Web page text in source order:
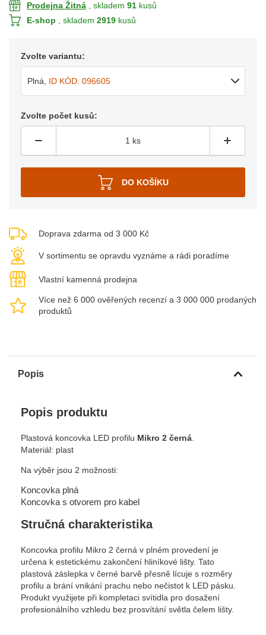
Prodejna Žitná , skladem 91 kusů
E-shop , skladem 2919 kusů
Zvolte variantu:
Plná, ID KÓD: 096605
Zvolte počet kusů:
Doprava zdarma od 3 000 Kč
V sortimentu se opravdu vyznáme a rádi poradíme
Vlastní kamenná prodejna
Více než 6 000 ověřených recenzí a 3 000 000 prodaných
produktů
Popis
Popis produktu
Plastová koncovka LED profilu Mikro 2 černá
Materiál: plast
Na výběr jsou 2 možnosti:
Koncovka plná
Koncovka s otvorem pro kabel
Stručná charakteristika
Koncovka profilu Mikro 2 černá v plném provedení je
určena k estetickému zakončení hliníkové lišty. Tato
plastová záslepka v černé barvě přesně lícuje s rozměry
profilu a brání vnikání prachu nebo nečistot k LED pásku.
Produkt využijete při kompletaci svítidla pro dosažení
profesionálního vzhledu bez prosvítání světla čelem lišty.